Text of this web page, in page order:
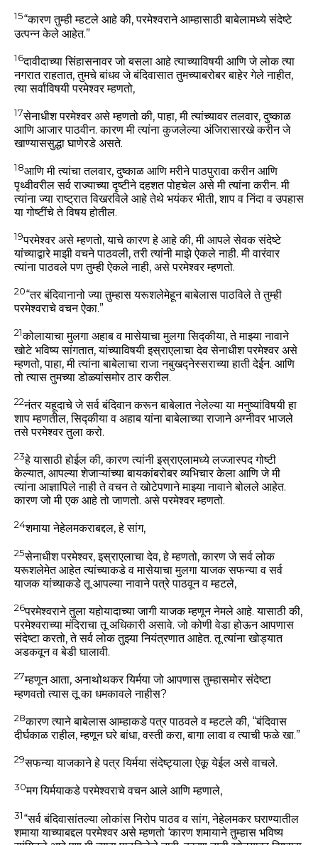
15“कारण तुम्ही म्हटले आहे की, परमेश्वराने आम्हासाठी बाबेलामध्ये संदेष्टे
उत्पन्न केले आहेत.”
16दावीदाच्या सिंहासनावर जो बसला आहे त्याच्याविषयी आणि जे लोक त्या
नगरात राहतात, तुमचे बांधव जे बंदिवासात तुमच्याबरोबर बाहेर गेले नाहीत,
त्या सर्वांविषयी परमेश्वर म्हणतो,
17सेनाधीश परमेश्वर असे म्हणतो की, पाहा, मी त्यांच्यावर तलवार, दुष्काळ
आणि आजार पाठवीन. कारण मी त्यांना कुजलेल्या अंजिरासारखे करीन जे
खाण्याससुद्धा घाणेरडे असते.
18आणि मी त्यांचा तलवार, दुष्काळ आणि मरीने पाठपुरावा करीन आणि
पृथ्वीवरील सर्व राज्याच्या दृष्टीने दहशत पोहचेल असे मी त्यांना करीन. मी
त्यांना ज्या राष्ट्रात विखरविले आहे तेथे भयंकर भीती, शाप व निंदा व उपहास
या गोष्टींचे ते विषय होतील.
19परमेश्वर असे म्हणतो, याचे कारण हे आहे की, मी आपले सेवक संदेष्टे
यांच्याद्वारे माझी वचने पाठवली, तरी त्यांनी माझे ऐकले नाही. मी वारंवार
त्यांना पाठवले पण तुम्ही ऐकले नाही, असे परमेश्वर म्हणतो.
20“तर बंदिवानानो ज्या तुम्हास यरूशलेमेहून बाबेलास पाठविले ते तुम्ही
परमेश्वराचे वचन ऐका.”
21कोलायाचा मुलगा अहाब व मासेयाचा मुलगा सिद्कीया, ते माझ्या नावाने
खोटे भविष्य सांगतात, यांच्याविषयी इस्राएलाचा देव सेनाधीश परमेश्वर असे
म्हणतो, पाहा, मी त्यांना बाबेलाचा राजा नबुखद्नेस्सराच्या हाती देईन. आणि
तो त्यास तुमच्या डोळ्यांसमोर ठार करील.
22नंतर यहूदाचे जे सर्व बंदिवान करून बाबेलात नेलेल्या या मनुष्यांविषयी हा
शाप म्हणतील, सिद्कीया व अहाब यांना बाबेलाच्या राजाने अग्नीवर भाजले
तसे परमेश्वर तुला करो.
23हे यासाठी होईल की, कारण त्यांनी इस्राएलामध्ये लज्जास्पद गोष्टी
केल्यात, आपल्या शेजाऱ्यांच्या बायकांबरोबर व्यभिचार केला आणि जे मी
त्यांना आज्ञापिले नाही ते वचन ते खोटेपणाने माझ्या नावाने बोलले आहेत.
कारण जो मी एक आहे तो जाणतो. असे परमेश्वर म्हणतो.
24शमाया नेहेलमकराबद्दल, हे सांग,
25सेनाधीश परमेश्वर, इस्राएलाचा देव, हे म्हणतो, कारण जे सर्व लोक
यरूशलेमेत आहेत त्यांच्याकडे व मासेयाचा मुलगा याजक सफन्या व सर्व
याजक यांच्याकडे तू आपल्या नावाने पत्रे पाठवून व म्हटले,
26परमेश्वराने तुला यहोयादाच्या जागी याजक म्हणून नेमले आहे. यासाठी की,
परमेश्वराच्या मंदिराचा तू अधिकारी असावे. जो कोणी वेडा होऊन आपणास
संदेष्टा करतो, ते सर्व लोक तुझ्या नियंत्रणात आहेत. तू त्यांना खोड्यात
अडकवून व बेडी घालावी.
27म्हणून आता, अनाथोथकर यिर्मया जो आपणास तुम्हासमोर संदेष्टा
म्हणवतो त्यास तू का धमकावले नाहीस?
28कारण त्याने बाबेलास आम्हाकडे पत्र पाठवले व म्हटले की, “बंदिवास
दीर्घकाळ राहील, म्हणून घरे बांधा, वस्ती करा, बागा लावा व त्याची फळे खा.”
29सफन्या याजकाने हे पत्र यिर्मया संदेष्ट्याला ऐकू येईल असे वाचले.
30मग यिर्मयाकडे परमेश्वराचे वचन आले आणि म्हणाले,
31“सर्व बंदिवासांतल्या लोकांस निरोप पाठव व सांग, नेहेलमकर घराण्यातील
शमाया याच्याबद्दल परमेश्वर असे म्हणतो ‘कारण शमायाने तुम्हास भविष्य